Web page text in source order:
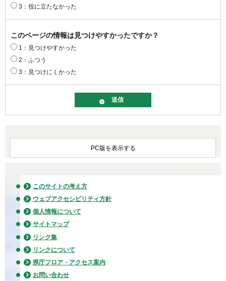
3：役に立たなかった
このページの情報は見つけやすかったですか？
1：見つけやすかった
2：ふつう
3：見つけにくかった
PC版を表示する
このサイトの考え方
ウェブアクセシビリティ方針
個人情報について
サイトマップ
リンク集
リンクについて
県庁フロア・アクセス案内
お問い合わせ